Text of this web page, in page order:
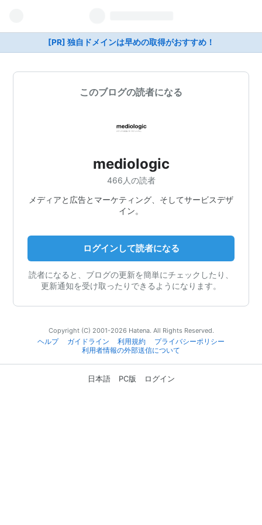
[PR] 独自ドメインは早めの取得がおすすめ！
このブログの読者になる
mediologic
466人の読者
メディアと広告とマーケティング、そしてサービスデザ
イン。
ログインして読者になる
読者になると、ブログの更新を簡単にチェックしたり、
更新通知を受け取ったりできるようになります。
Copyright (C) 2001-2026 Hatena. All Rights Reserved.
ヘルプ
ガイドライン 利用規約
プライバシーポリシー
利用者情報の外部送信について
日本語 PC版 ログイン